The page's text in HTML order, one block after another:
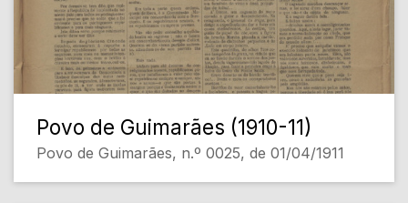
Povo de Guimarães (1910-11)
Povo de Guimarães, n.º 0025, de 01/04/1911